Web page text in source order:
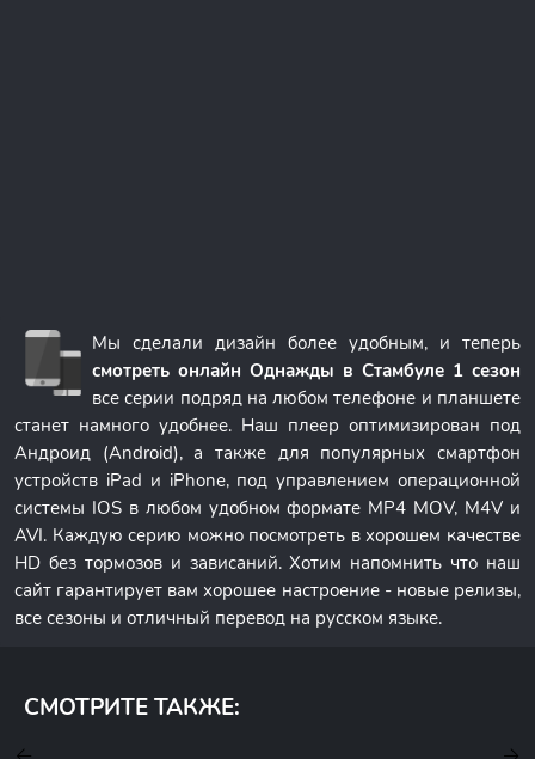
Мы сделали дизайн более удобным, и теперь
смотреть онлайн Однажды в Стамбуле 1 сезон
все серии подряд на любом телефоне и планшете
станет намного удобнее. Наш плеер оптимизирован под
Андроид (Android), а также для популярных смартфон
устройств iPad и iPhone, под управлением операционной
системы IOS в любом удобном формате MP4 MOV, M4V и
AVI. Каждую серию можно посмотреть в хорошем качестве
HD без тормозов и зависаний. Хотим напомнить что наш
сайт гарантирует вам хорошее настроение - новые релизы,
все сезоны и отличный перевод на русском языке.
СМОТРИТЕ ТАКЖЕ: